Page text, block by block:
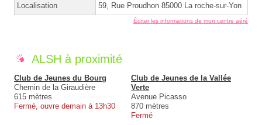
Localisation 59, Rue Proudhon 85000 La roche-sur-Yon
Éditer les informations de mon centre aéré
ALSH à proximité
Club de Jeunes du Bourg
Chemin de la Giraudière
615 mètres
Fermé, ouvre demain à 13h30
Club de Jeunes de la Vallée
Verte
Avenue Picasso
870 mètres
Fermé